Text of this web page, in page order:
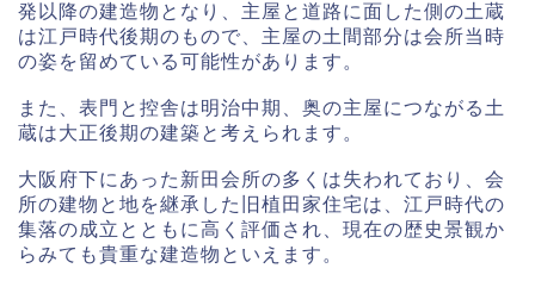
発以降の建造物となり、主屋と道路に面した側の土蔵
は江戸時代後期のもので、主屋の土間部分は会所当時
の姿を留めている可能性があります。
また、表門と控舎は明治中期、奥の主屋につながる土
蔵は大正後期の建築と考えられます。
大阪府下にあった新田会所の多くは失われており、会
所の建物と地を継承した旧植田家住宅は、江戸時代の
集落の成立とともに高く評価され、現在の歴史景観か
らみても貴重な建造物といえます。